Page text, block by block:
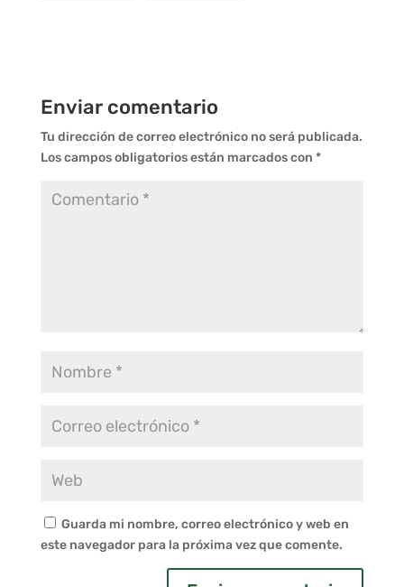
Enviar comentario
Tu dirección de correo electrónico no será publicada.
Los campos obligatorios están marcados con *
Guarda mi nombre, correo electrónico y web en
este navegador para la próxima vez que comente.